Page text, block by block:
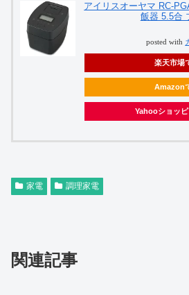
アイリスオーヤマ RC-
飯器 5.5合
posted with
楽天市場
Amazon
Yahooショッ
家電 調理家電
関連記事